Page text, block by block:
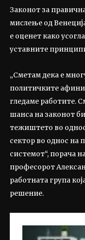
Законот за
мислење од
е оценет како
уставните
„Сметам дека е
политичките
гледаме работите.
шанса на законот
тежиштето во
сектор во однос на
системот“, порача
професорот
работната група
решение.